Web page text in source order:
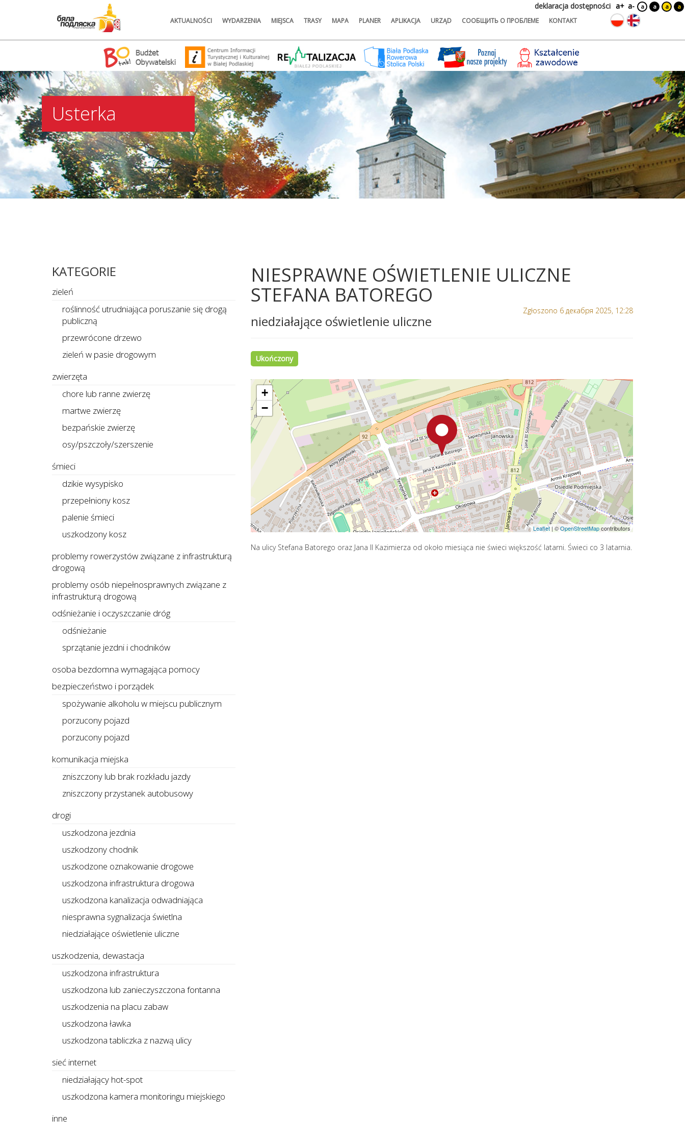
AKTUALNOŚCI WYDARZENIA MIEJSCA TRASY MAPA PLANER APLIKACJA URZĄD СООБЩИТЬ О ПРОБЛЕМЕ KONTAKT
deklaracja dostępności a+ a- a a a a
Usterka
NIESPRAWNE OŚWIETLENIE ULICZNE
STEFANA BATOREGO
Zgłoszono 6 декабря 2025, 12:28
niedziałające oświetlenie uliczne
Ukończony
+
−
Leaflet |©OpenStreetMapcontributors
Na ulicy Stefana Batorego oraz Jana II Kazimierza od około miesiąca nie świeci większość latarni. Świeci co 3 latarnia.
KATEGORIE
zieleń
roślinność utrudniająca poruszanie się drogą
publiczną
przewrócone drzewo
zieleń w pasie drogowym
zwierzęta
chore lub ranne zwierzę
martwe zwierzę
bezpańskie zwierzę
osy/pszczoły/szerszenie
śmieci
dzikie wysypisko
przepełniony kosz
palenie śmieci
uszkodzony kosz
problemy rowerzystów związane z infrastrukturą
drogową
problemy osób niepełnosprawnych związane z
infrastrukturą drogową
odśnieżanie i oczyszczanie dróg
odśnieżanie
sprzątanie jezdni i chodników
osoba bezdomna wymagająca pomocy
bezpieczeństwo i porządek
spożywanie alkoholu w miejscu publicznym
porzucony pojazd
porzucony pojazd
komunikacja miejska
zniszczony lub brak rozkładu jazdy
zniszczony przystanek autobusowy
drogi
uszkodzona jezdnia
uszkodzony chodnik
uszkodzone oznakowanie drogowe
uszkodzona infrastruktura drogowa
uszkodzona kanalizacja odwadniająca
niesprawna sygnalizacja świetlna
niedziałające oświetlenie uliczne
uszkodzenia, dewastacja
uszkodzona infrastruktura
uszkodzona lub zanieczyszczona fontanna
uszkodzenia na placu zabaw
uszkodzona ławka
uszkodzona tabliczka z nazwą ulicy
sieć internet
niedziałający hot-spot
uszkodzona kamera monitoringu miejskiego
inne